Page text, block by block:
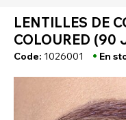
LENTILLES DE
COLOURED (90
Code: 1026001 • En